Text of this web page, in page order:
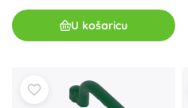
U košaricu